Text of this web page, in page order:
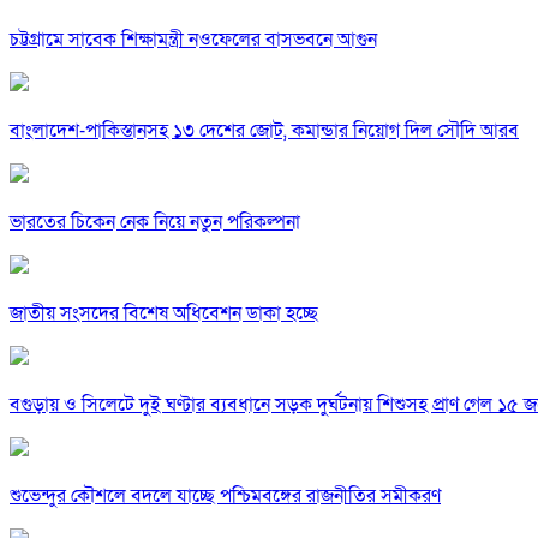
চট্টগ্রামে সাবেক শিক্ষামন্ত্রী নওফেলের বাসভবনে আগুন
বাংলাদেশ-পাকিস্তানসহ ১৩ দেশের জোট, কমান্ডার নিয়োগ দিল সৌদি আরব
ভারতের চিকেন নেক নিয়ে নতুন পরিকল্পনা
জাতীয় সংসদের বিশেষ অধিবেশন ডাকা হচ্ছে
বগুড়ায় ও সিলেটে দুই ঘণ্টার ব্যবধানে সড়ক দুর্ঘটনায় শিশুসহ প্রাণ গেল ১৫
শুভেন্দুর কৌশলে বদলে যাচ্ছে পশ্চিমবঙ্গের রাজনীতির সমীকরণ